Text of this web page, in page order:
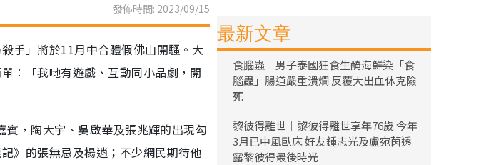
發佈時間: 2023/09/15
手」將於11月中合體假佛山開騷。大
︰「我哋有遊戲、互動同小品劇，開
，陶大宇、吳啟華及張兆輝的出現勾
》的張無忌及楊逍；不少網民期待他
最新文章
食腦蟲｜男子泰國狂食生醃海鮮染「食
腦蟲」腸道嚴重潰爛 反覆大出血休克險
死
黎彼得離世｜黎彼得離世享年76歲 今年
3月已中風臥床 好友鍾志光及盧宛茵透
露黎彼得最後時光